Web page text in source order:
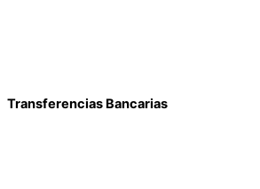
Transferencias Bancarias